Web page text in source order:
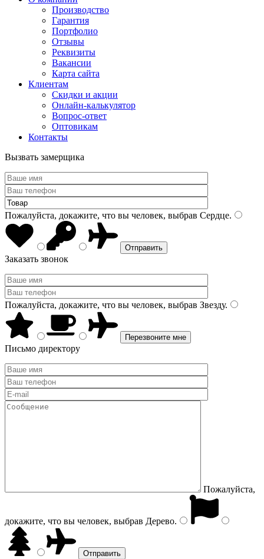
Производство
Гарантия
Портфолио
Отзывы
Реквизиты
Вакансии
Карта сайта
Клиентам
Скидки и акции
Онлайн-калькулятор
Вопрос-ответ
Оптовикам
Контакты
Вызвать замерщика
Пожалуйста, докажите, что вы человек, выбрав Сердце.
Заказать звонок
Пожалуйста, докажите, что вы человек, выбрав Звезду.
Письмо директору
Пожалуйста,
докажите, что вы человек, выбрав Дерево.